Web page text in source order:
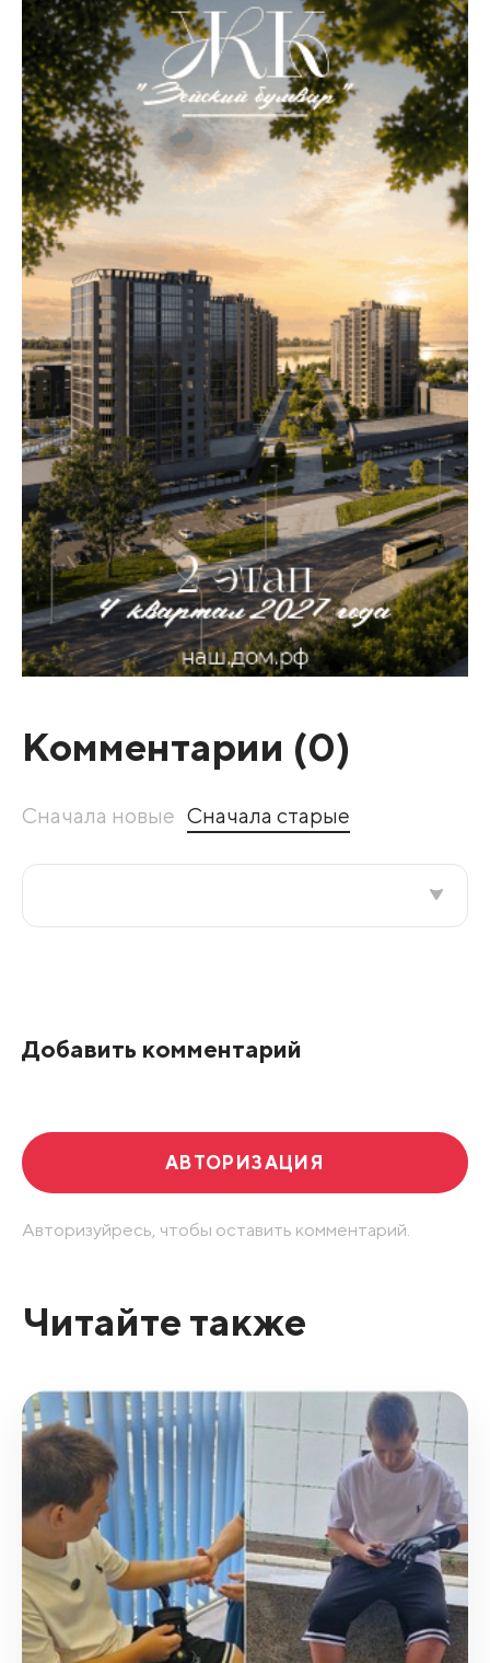
Комментарии (0)
Сначала новые Сначала старые
Добавить комментарий
АВТОРИЗАЦИЯ
Авторизуйресь, чтобы оставить комментарий.
Читайте также